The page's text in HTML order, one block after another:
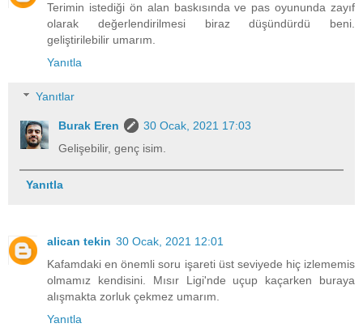
Terimin istediği ön alan baskısında ve pas oyununda zayıf
olarak değerlendirilmesi biraz düşündürdü beni.
geliştirilebilir umarım.
Yanıtla
Yanıtlar
Burak Eren
30 Ocak, 2021 17:03
Gelişebilir, genç isim.
Yanıtla
alican tekin 30 Ocak, 2021 12:01
Kafamdaki en önemli soru işareti üst seviyede hiç izlememis
olmamız kendisini. Mısır Ligi'nde uçup kaçarken buraya
alışmakta zorluk çekmez umarım.
Yanıtla